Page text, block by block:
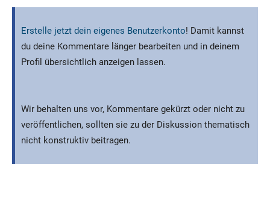
Erstelle jetzt dein eigenes Benutzerkonto! Damit kannst
du deine Kommentare länger bearbeiten und in deinem
Profil übersichtlich anzeigen lassen.
Wir behalten uns vor, Kommentare gekürzt oder nicht zu
veröffentlichen, sollten sie zu der Diskussion thematisch
nicht konstruktiv beitragen.